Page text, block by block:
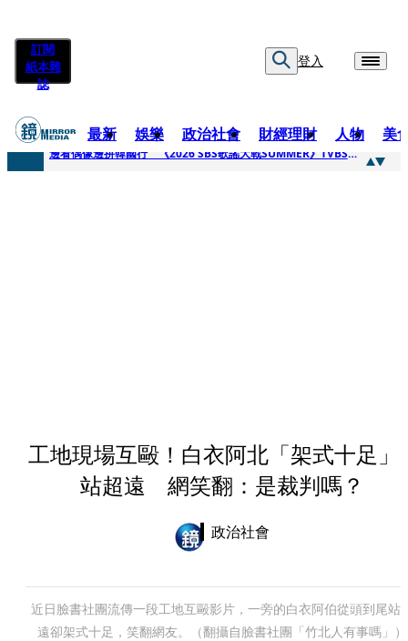
訂閱
紙本雜
誌
登入
最新 娛樂 政治社會 財經理財 人物 美
快訊
邊看偶像邊拚韓國行 《2026 SBS歌謠大戰SUMMER》TVBS直播祭追星福利
工地現場互毆！白衣阿北「架式十足
站超遠 網笑翻：是裁判嗎？
政治社會
近日臉書社團流傳一段工地互毆影片，一旁的白衣阿伯從頭到尾站
遠卻架式十足，笑翻網友。（翻攝自臉書社團「竹北人有事嗎」）